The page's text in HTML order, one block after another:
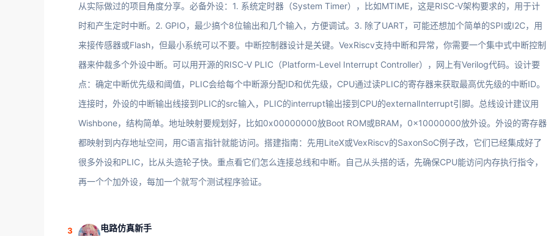
从实际做过的项目角度分享。必备外设：1. 系统定时器（System Timer），比如MTIME，这是RISC-V架构要求的，用于计
时和产生定时中断。2. GPIO，最少搞个8位输出和几个输入，方便调试。3. 除了UART，可能还想加个简单的SPI或I2C，用
来接传感器或Flash，但最小系统可以不要。中断控制器设计是关键。VexRiscv支持中断和异常，你需要一个集中式中断控制
器来仲裁多个外设中断。可以用开源的RISC-V PLIC（Platform-Level Interrupt Controller），网上有Verilog代码。设计要
点：确定中断优先级和阈值，PLIC会给每个中断源分配ID和优先级，CPU通过读PLIC的寄存器来获取最高优先级的中断ID。
连接时，外设的中断输出线接到PLIC的src输入，PLIC的interrupt输出接到CPU的externalInterrupt引脚。总线设计建议用
Wishbone，结构简单。地址映射要规划好，比如0x00000000放Boot ROM或BRAM，0x10000000放外设。外设的寄存器
都映射到内存地址空间，用C语言指针就能访问。搭建指南：先用LiteX或VexRiscv的SaxonSoC例子改，它们已经集成好了
很多外设和PLIC，比从头造轮子快。重点看它们怎么连接总线和中断。自己从头搭的话，先确保CPU能访问内存执行指令，
再一个个加外设，每加一个就写个测试程序验证。
3 电路仿真新手